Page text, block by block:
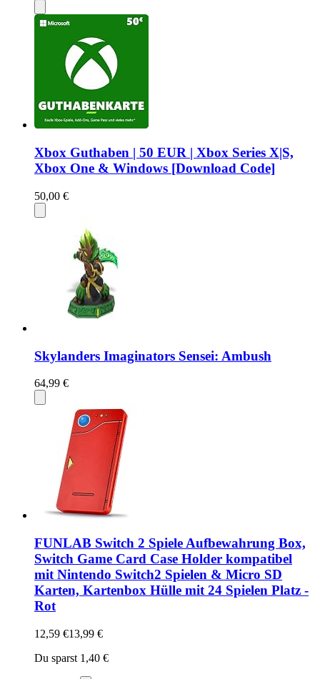
Xbox Guthaben | 50 EUR | Xbox Series X|S,
Xbox One & Windows [Download Code]
50,00 €
Skylanders Imaginators Sensei: Ambush
64,99 €
FUNLAB Switch 2 Spiele Aufbewahrung Box,
Switch Game Card Case Holder kompatibel
mit Nintendo Switch2 Spielen & Micro SD
Karten, Kartenbox Hülle mit 24 Spielen Platz -
Rot
12,59 €13,99 €
Du sparst 1,40 €